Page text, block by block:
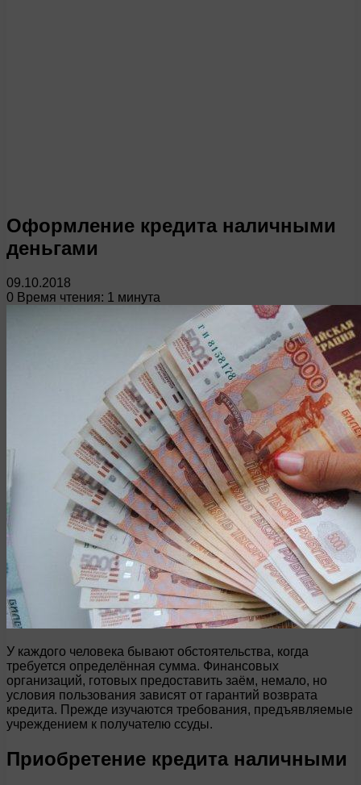
Оформление кредита наличными
деньгами
09.10.2018
0 Время чтения: 1 минута
У каждого человека бывают обстоятельства, когда
требуется определённая сумма. Финансовых
организаций, готовых предоставить заём, немало, но
условия пользования зависят от гарантий возврата
кредита. Прежде изучаются требования, предъявляемые
учреждением к получателю ссуды.
Приобретение кредита наличными